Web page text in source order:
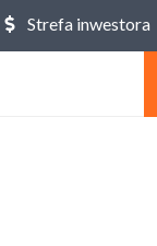
Strefa inwestora